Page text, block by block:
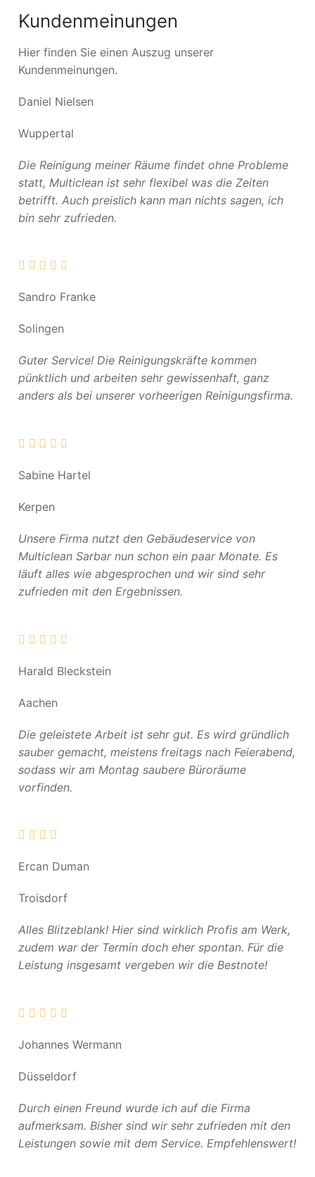
Kundenmeinungen
Hier finden Sie einen Auszug unserer
Kundenmeinungen.
Daniel Nielsen
Wuppertal
Die Reinigung meiner Räume findet ohne Probleme
statt, Multiclean ist sehr flexibel was die Zeiten
betrifft. Auch preislich kann man nichts sagen, ich
bin sehr zufrieden.
Sandro Franke
Solingen
Guter Service! Die Reinigungskräfte kommen
pünktlich und arbeiten sehr gewissenhaft, ganz
anders als bei unserer vorheerigen Reinigungsfirma.
Sabine Hartel
Kerpen
Unsere Firma nutzt den Gebäudeservice von
Multiclean Sarbar nun schon ein paar Monate. Es
läuft alles wie abgesprochen und wir sind sehr
zufrieden mit den Ergebnissen.
Harald Bleckstein
Aachen
Die geleistete Arbeit ist sehr gut. Es wird gründlich
sauber gemacht, meistens freitags nach Feierabend,
sodass wir am Montag saubere Büroräume
vorfinden.
Ercan Duman
Troisdorf
Alles Blitzeblank! Hier sind wirklich Profis am Werk,
zudem war der Termin doch eher spontan. Für die
Leistung insgesamt vergeben wir die Bestnote!
Johannes Wermann
Düsseldorf
Durch einen Freund wurde ich auf die Firma
aufmerksam. Bisher sind wir sehr zufrieden mit den
Leistungen sowie mit dem Service. Empfehlenswert!